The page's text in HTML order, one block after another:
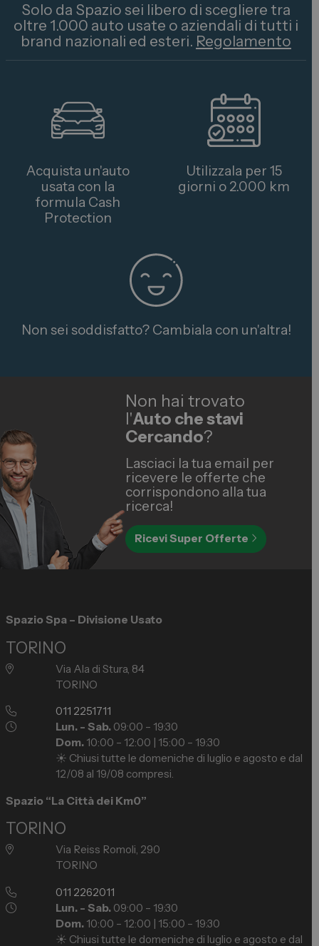
Solo da Spazio sei libero di scegliere tra
oltre 1.000 auto usate o aziendali di tutti i
brand nazionali ed esteri. Regolamento
Acquista un'auto
usata con la
formula Cash
Protection
Utilizzala per 15
giorni o 2.000 km
Non sei soddisfatto? Cambiala con un'altra!
Non hai trovato
l'Auto che stavi
Cercando?
Lasciaci la tua email per
ricevere le offerte che
corrispondono alla tua
ricerca!
Ricevi Super Offerte
Spazio Spa – Divisione Usato
TORINO
Via Ala di Stura, 84
TORINO
011 2251711
Lun. - Sab. 09:00 – 19:30
Dom. 10:00 – 12:00 | 15:00 – 19:30
☀️ Chiusi tutte le domeniche di luglio e agosto e dal
12/08 al 19/08 compresi.
Spazio “La Città dei Km0”
TORINO
Via Reiss Romoli, 290
TORINO
011 2262011
Lun. - Sab. 09:00 – 19:30
Dom. 10:00 – 12:00 | 15:00 – 19:30
☀️ Chiusi tutte le domeniche di luglio e agosto e dal